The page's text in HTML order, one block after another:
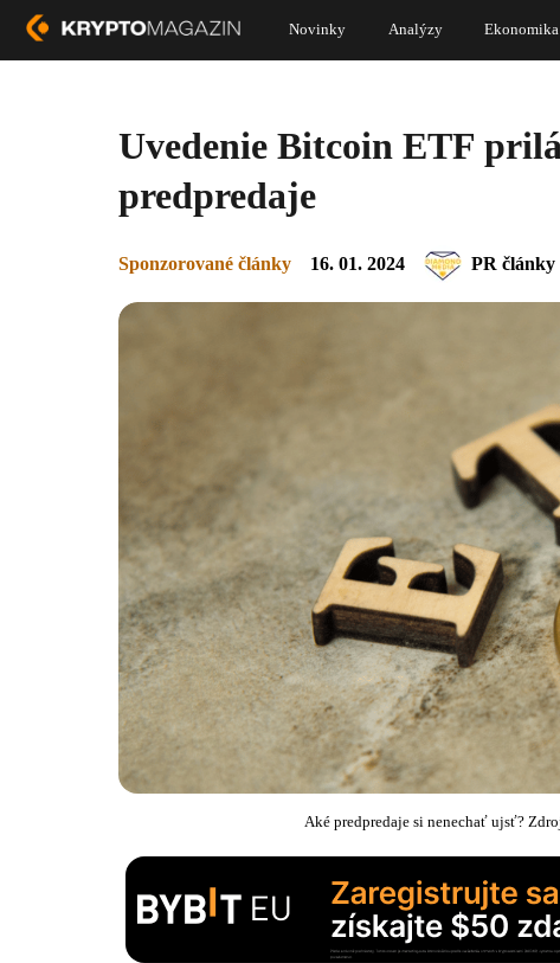
Novinky Analýzy Ekonomika
Uvedenie Bitcoin ETF
predpredaje
Sponzorované články 16. 01. 2024 PR články
Aké predpredaje si nenechať ujsť?